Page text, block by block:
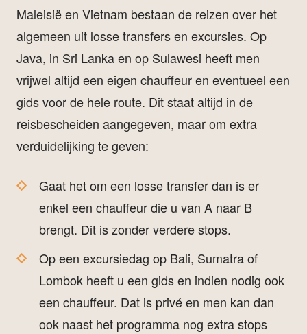
Maleisië en Vietnam bestaan de reizen over het
algemeen uit losse transfers en excursies. Op
Java, in Sri Lanka en op Sulawesi heeft men
vrijwel altijd een eigen chauffeur en eventueel een
gids voor de hele route. Dit staat altijd in de
reisbescheiden aangegeven, maar om extra
verduidelijking te geven:
Gaat het om een losse transfer dan is er
enkel een chauffeur die u van A naar B
brengt. Dit is zonder verdere stops.
Op een excursiedag op Bali, Sumatra of
Lombok heeft u een gids en indien nodig ook
een chauffeur. Dat is privé en men kan dan
ook naast het programma nog extra stops